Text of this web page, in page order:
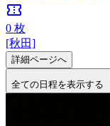
confirmation_number
0 枚
[秋田]
詳細ページへ
全ての日程を表示する